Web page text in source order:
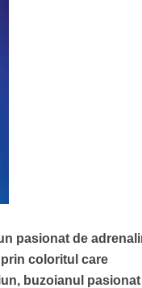
pasionat de
coloritul care
buzoianul